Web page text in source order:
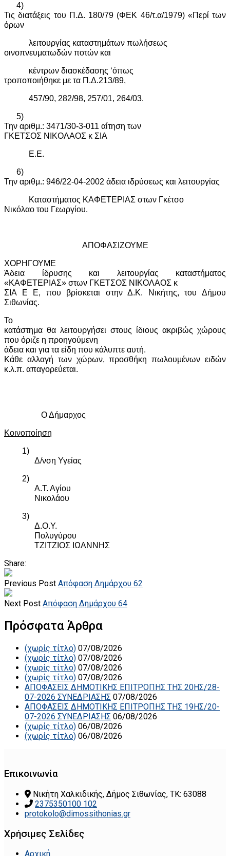
4)
Τις διατάξεις του Π.Δ. 180/79 (ΦΕΚ 46/τ.α/1979) «Περί των
όρων
λειτουργίας καταστημάτων πωλήσεως
οινοπνευματωδών ποτών και
κέντρων διασκέδασης ‘όπως
τροποποιήθηκε με τα Π.Δ.213/89,
457/90, 282/98, 257/01, 264/03.
5)
Την αριθμ.: 3471/30-3-011 αίτηση των
ΓΚΕΤΣΟΣ ΝΙΚΟΛΑΟΣ κ ΣΙΑ
Ε.Ε.
6)
Την αριθμ.: 946/22-04-2002 άδεια ιδρύσεως και λειτουργίας
Καταστήματος ΚΑΦΕΤΕΡΙΑΣ στων Γκέτσο
Νικόλαο του Γεωργίου.
ΑΠΟΦΑΣΙΖΟΥΜΕ
ΧΟΡΗΓΟΥΜΕ
Άδεια ίδρυσης και λειτουργίας καταστήματος
«ΚΑΦΕΤΕΡΙΑΣ» στων ΓΚΕΤΣΟΣ ΝΙΚΟΛΑΟΣ κ
ΣΙΑ Ε Ε, που βρίσκεται στην Δ.Κ. Νικήτης, του Δήμου
Σιθωνίας.
Το
κατάστημα θα λειτουργήσει στους ίδιους ακριβώς χώρους
που όριζε η προηγούμενη
άδεια και για τα είδη που κάλυπτε αυτή.
Κάθε αλλαγή των χώρων, προσθήκη πωλουμένων ειδών
κ.λ.π. απαγορεύεται.
Ο Δήμαρχος
Κοινοποίηση
1)
Δ/νση Υγείας
2)
Α.Τ. Αγίου
Νικολάου
3)
Δ.Ο.Υ.
Πολυγύρου
ΤΖΙΤΖΙΟΣ ΙΩΑΝΝΗΣ
Share:
Previous Post Απόφαση Δημάρχου 62
Next Post Απόφαση Δημάρχου 64
Πρόσφατα Άρθρα
(χωρίς τίτλο) 07/08/2026
(χωρίς τίτλο) 07/08/2026
(χωρίς τίτλο) 07/08/2026
(χωρίς τίτλο) 07/08/2026
ΑΠΟΦΑΣΕΙΣ ΔΗΜΟΤΙΚΗΣ ΕΠΙΤΡΟΠΗΣ ΤΗΣ 20ΗΣ/28-
07-2026 ΣΥΝΕΔΡΙΑΣΗΣ 07/08/2026
ΑΠΟΦΑΣΕΙΣ ΔΗΜΟΤΙΚΗΣ ΕΠΙΤΡΟΠΗΣ ΤΗΣ 19ΗΣ/20-
07-2026 ΣΥΝΕΔΡΙΑΣΗΣ 06/08/2026
(χωρίς τίτλο) 06/08/2026
(χωρίς τίτλο) 06/08/2026
Επικοινωνία
Νικήτη Χαλκιδικής, Δήμος Σιθωνίας, ΤΚ: 63088
2375350100 102
protokolo@dimossithonias.gr
Χρήσιμες Σελίδες
Αρχική